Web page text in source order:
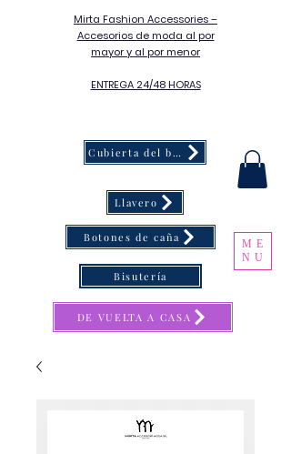
Mirta Fashion Accessories –
Accesorios de moda al por
mayor y al por menor
ENTREGA 24/48 HORAS
ME
NU
Cubierta del botón
Llavero
Botones de caña
DE VUELTA A CASA
Bisutería